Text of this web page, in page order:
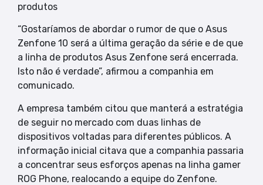
produtos
“Gostaríamos de abordar o rumor de que o Asus
Zenfone 10 será a última geração da série e de que
a linha de produtos Asus Zenfone será encerrada.
Isto não é verdade”, afirmou a companhia em
comunicado.
A empresa também citou que manterá a estratégia
de seguir no mercado com duas linhas de
dispositivos voltadas para diferentes públicos. A
informação inicial citava que a companhia passaria
a concentrar seus esforços apenas na linha gamer
ROG Phone, realocando a equipe do Zenfone.